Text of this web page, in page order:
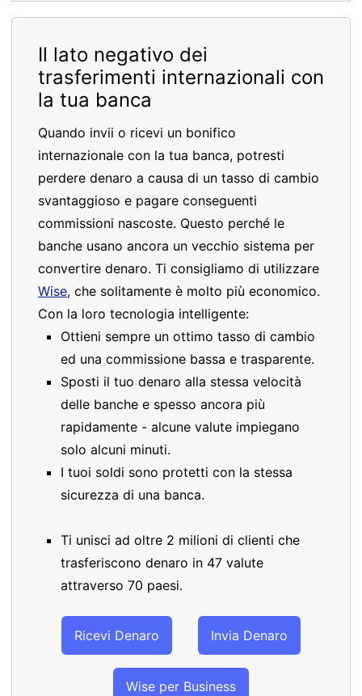
Il lato negativo dei
trasferimenti internazionali con
la tua banca
Quando invii o ricevi un bonifico
internazionale con la tua banca, potresti
perdere denaro a causa di un tasso di cambio
svantaggioso e pagare conseguenti
commissioni nascoste. Questo perché le
banche usano ancora un vecchio sistema per
convertire denaro. Ti consigliamo di utilizzare
Wise, che solitamente è molto più economico.
Con la loro tecnologia intelligente:
Ottieni sempre un ottimo tasso di cambio
ed una commissione bassa e trasparente.
Sposti il tuo denaro alla stessa velocità
delle banche e spesso ancora più
rapidamente - alcune valute impiegano
solo alcuni minuti.
I tuoi soldi sono protetti con la stessa
sicurezza di una banca.
Ti unisci ad oltre 2 milioni di clienti che
trasferiscono denaro in 47 valute
attraverso 70 paesi.
Ricevi Denaro Invia Denaro
Wise per Business